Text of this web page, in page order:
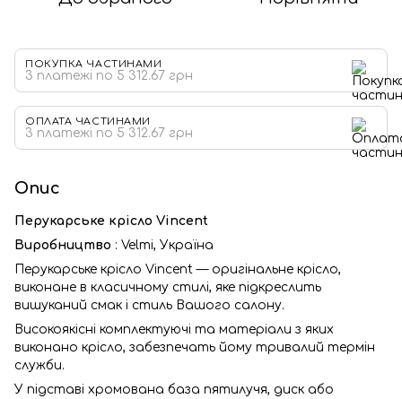
ПОКУПКА ЧАСТИНАМИ
3 платежі по 5 312.67 грн
ОПЛАТА ЧАСТИНАМИ
3 платежі по 5 312.67 грн
Опис
Перукарське крісло Vincent
Виробництво : Velmi, Україна
Перукарське крісло Vincent — оригінальне крісло,
виконане в класичному стилі, яке підкреслить
вишуканий смак і стиль Вашого салону.
Високоякісні комплектуючі та матеріали з яких
виконано крісло, забезпечать йому тривалий термін
служби.
У підставі хромована база пятилучя, диск або